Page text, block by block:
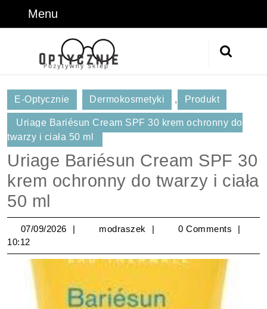
Menu
E-Optycznie Dermokosmetyki , Produkt
Uriage Bariésun Cream SPF 30 krem ochronny do
twarzy i ciała 50 ml
Uriage Bariésun Cream SPF 30
krem ochronny do twarzy i ciała
50 ml
07/09/2026 07/09/2026
modraszek modraszek
0 Comments
10:12